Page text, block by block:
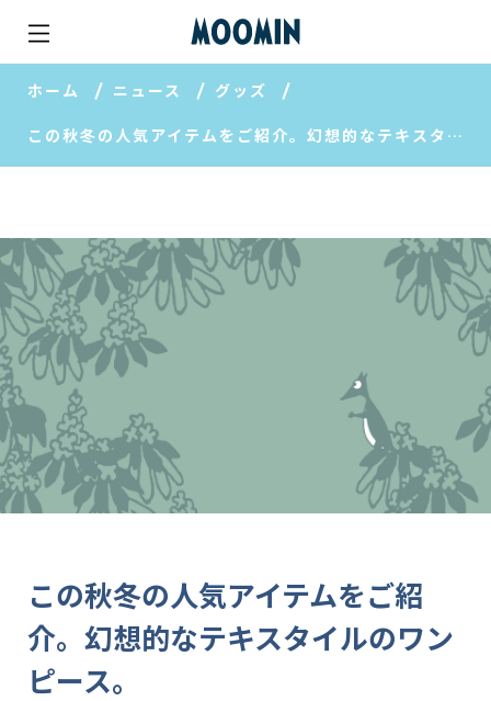
ホーム ニュース グッズ
この秋冬の人気アイテムをご紹介。幻想的なテキスタイルのワンピース。
この秋冬の人気アイテムをご紹
介。幻想的なテキスタイルのワン
ピース。